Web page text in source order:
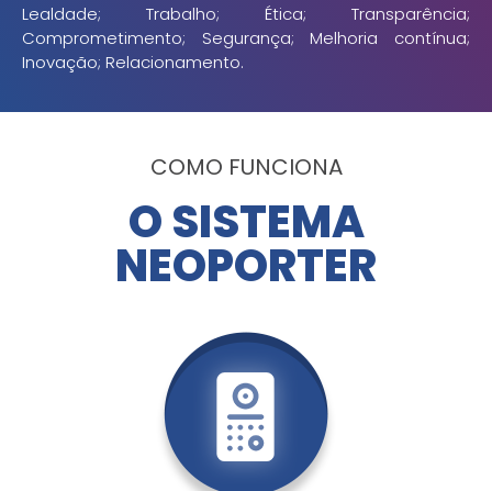
Lealdade; Trabalho; Ética; Transparência;
Comprometimento; Segurança; Melhoria contínua;
Inovação; Relacionamento.
COMO FUNCIONA
O SISTEMA
NEOPORTER